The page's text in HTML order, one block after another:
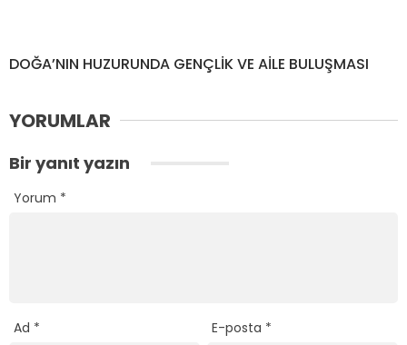
DOĞA’NIN HUZURUNDA GENÇLİK VE AİLE BULUŞMASI
YORUMLAR
Bir yanıt yazın
Yorum *
Ad * E-posta *